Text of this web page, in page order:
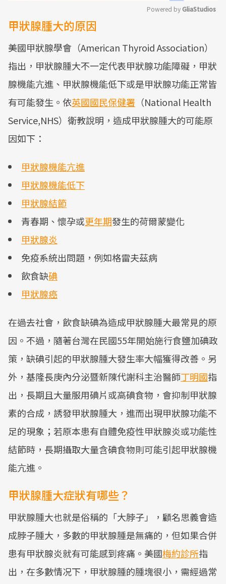
Powered by GliaStudios
甲狀腺腫大的原因
美國甲狀腺學會（American Thyroid Association）
指出，甲狀腺腫大不一定代表甲狀腺功能障礙，甲狀
腺機能亢進、甲狀腺機能低下或是甲狀腺功能正常皆
有可能發生。依英國國民保健署 （National Health
Service,NHS）衛教說明，造成甲狀腺腫大的可能原
因如下：
甲狀腺機能亢進
甲狀腺機能低下
甲狀腺結節
青春期、懷孕或更年期發生的荷爾蒙變化
甲狀腺炎
免疫系統出問題，例如格雷夫茲病
飲食缺碘
甲狀腺癌
在過去社會，飲食缺碘為造成甲狀腺腫大最常見的原
因。不過，隨著台灣在民國55年開始施行食鹽加碘政
策，缺碘引起的甲狀腺腫大發生率大幅獲得改善。另
外，基隆長庚內分泌暨新陳代謝科主治醫師丁明國指
出，長期且大量服用碘片或高碘食物，會抑制甲狀腺
素的合成，誘發甲狀腺腫大，進而出現甲狀腺功能不
足的現象；若原本患有自體免疫性甲狀腺炎或功能性
結節時，長期攝取大量含碘食物則可能引起甲狀腺機
能亢進。
甲狀腺腫大症狀有哪些？
甲狀腺腫大也就是俗稱的「大脖子」，顧名思義會造
成脖子腫大，多數的甲狀腺腫是無痛的，但如果合併
患有甲狀腺炎就有可能感到疼痛。美國梅約診所指
出，在多數情况下，甲狀腺腫的腫塊很小，需經過常